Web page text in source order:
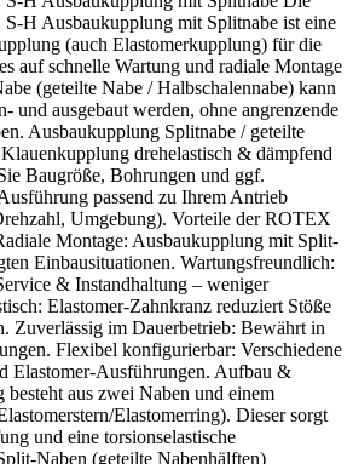
H Ausbaukupplung mit Splitnabe ist eine
(auch Elastomerkupplung) für die
auf schnelle Wartung und radiale Montage
(geteilte Nabe / Halbschalennabe) kann
und ausgebaut werden, ohne angrenzende
Ausbaukupplung Splitnabe / geteilte
drehelastisch & dämpfend
Baugröße, Bohrungen und ggf.
passend zu Ihrem Antrieb
Umgebung). Vorteile der ROTEX
Montage: Ausbaukupplung mit Split-
Einbausituationen. Wartungsfreundlich:
& Instandhaltung – weniger
Elastomer-Zahnkranz reduziert Stöße
Zuverlässig im Dauerbetrieb: Bewährt in
Flexibel konfigurierbar: Verschiedene
Elastomer-Ausführungen. Aufbau &
aus zwei Naben und einem
Elastomerring). Dieser sorgt
und eine torsionselastische
Naben (geteilte Nabenhälften)